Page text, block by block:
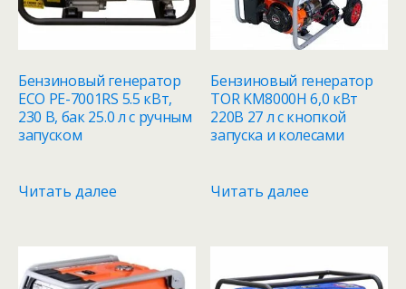
Бензиновый генератор
ECO PE-7001RS 5.5 кВт,
230 В, бак 25.0 л с ручным
запуском
Читать далее
Бензиновый генератор
TOR KM8000H 6,0 кВт
220В 27 л с кнопкой
запуска и колесами
Читать далее